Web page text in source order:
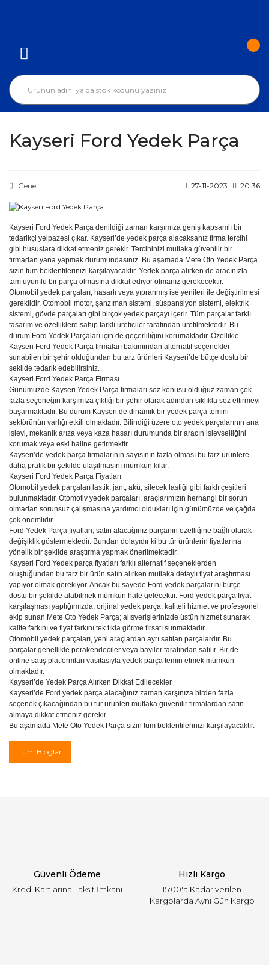
Kayseri Ford Yedek Parça
Genel 27-11-2023 20:36
Kayseri Ford Yedek Parça denildiği zaman karşımıza geniş kapsamlı bir
tedarikçi yelpazesi çıkar. Kayseri’de yedek parça alacaksanız firma tercihi
gibi hususlara dikkat etmeniz gerekir. Tercihinizi mutlaka güvenilir bir
firmadan yana yapmak durumundasınız. Bu aşamada Mete Oto Yedek Parça
sizin tüm beklentilerinizi karşılayacaktır. Yedek parça alırken de aracınızla
tam uyumlu bir parça olmasına dikkat ediyor olmanız gerekecektir.
Otomobil yedek parçaları, hasarlı veya yıpranmış ise yenileri ile değiştirilmesi
gereklidir. Otomobil motor, şanzıman sistemi, süspansiyon sistemi, elektrik
sistemi, gövde parçaları gibi birçok yedek parçayı içerir. Tüm parçalar farklı
tasarım ve özelliklere sahip farklı üreticiler tarafından üretilmektedir. Bu
durum Ford Yedek Parçaları için de geçerliliğini korumaktadır. Özellikle
Kayseri Ford Yedek Parça firmaları bakımından alternatif seçenekler
sunabilen bir şehir olduğundan bu tarz ürünleri Kayseri’de bütçe dostu bir
şekilde tedarik edebilirsiniz.
Kayseri Ford Yedek Parça Firması
Günümüzde Kayseri Yedek Parça firmaları söz konusu olduğuz zaman çok
fazla seçeneğin karşımıza çıktığı bir şehir olarak adından sıklıkla söz ettirmeyi
başarmaktadır. Bu durum Kayseri’de dinamik bir yedek parça temini
sektörünün varlığı etkili olmaktadır. Bilindiği üzere oto yedek parçalarının ana
işlevi, mekanik arıza veya kaza hasarı durumunda bir aracın işlevselliğini
korumak veya eski haline getirmektir.
Kayseri’de yedek parça firmalarının sayısının fazla olması bu tarz ürünlere
daha pratik bir şekilde ulaşılmasını mümkün kılar.
Kayseri Ford Yedek Parça Fiyatları
Otomobil yedek parçaları lastik, jant, akü, silecek lastiği gibi farklı çeşitleri
bulunmaktadır. Otomotiv yedek parçaları, araçlarımızın herhangi bir sorun
olmadan sorunsuz çalışmasına yardımcı oldukları için günümüzde ve çağda
çok önemlidir.
Ford Yedek Parça fiyatları, satın alacağınız parçanın özelliğine bağlı olarak
değişiklik göstermektedir. Bundan dolayıdır ki bu tür ürünlerin fiyatlarına
yönelik bir şekilde araştırma yapmak önerilmektedir.
Kayseri Ford Yedek parça fiyatları farklı alternatif seçeneklerden
oluştuğundan bu tarz bir ürün satın alırken mutlaka detaylı fiyat araştırması
yapıyor olmak gerekiyor. Ancak bu sayede Ford yedek parçalarını bütçe
dostu bir şekilde alabilmek mümkün hale gelecektir. Ford yedek parça fiyat
karşılaşması yaptığımızda; orijinal yedek parça, kaliteli hizmet ve profesyonel
ekip sunan Mete Oto Yedek Parça; alışverişlerinizde üstün hizmet sunarak
kalite farkını ve fiyat farkını tek tıkla görme fırsatı sunmaktadır.
Otomobil yedek parçaları, yeni araçlardan ayrı satılan parçalardır. Bu
parçalar genellikle perakendeciler veya bayiler tarafından satılır. Bir de
online satış platformları vasıtasıyla yedek parça temin etmek mümkün
olmaktadır.
Kayseri’de Yedek Parça Alırken Dikkat Edilecekler
Kayseri’de Ford yedek parça alacağınız zaman karşınıza birden fazla
seçenek çıkacağından bu tür ürünleri mutlaka güvenilir firmalardan satın
almaya dikkat etmeniz gerekir.
Bu aşamada Mete Oto Yedek Parça sizin tüm beklentilerinizi karşılayacaktır.
Tüm Bloglar
Güvenli Ödeme
Kredi Kartlarına Taksit İmkanı
Hızlı Kargo
15:00'a Kadar verilen
Kargolarda Aynı Gün Kargo